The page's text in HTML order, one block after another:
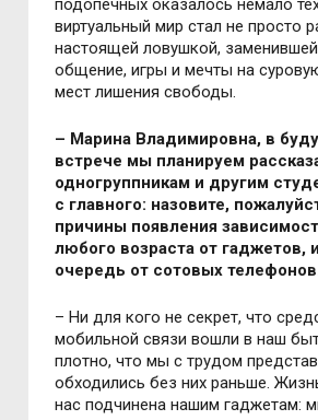
подопечных оказалось немало
виртуальный мир стал не просто
настоящей ловушкой,
общение, игры и мечты на
мест лишения свободы.
– Марина Владимировна, в
встрече мы планируем
одногруппникам и другим
с главного: назовите,
причины появления
любого возраста от гаджетов,
очередь от сотовых
– Ни для кого не секрет, что
мобильной связи вошли в наш
плотно, что мы с трудом
обходились без них раньше.
нас подчинена нашим гаджетам: